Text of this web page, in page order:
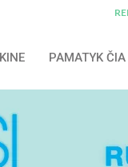
PAMATYK ČIA